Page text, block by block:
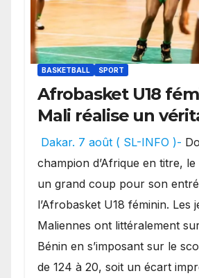
BASKETBALL SPORT
Afrobasket U18
Mali réalise un
festival offensif et
une lourde défaite
Bénin.
Dakar. 7 août ( SL-INFO )-
champion d’Afrique en titre,
un grand coup pour son
l’Afrobasket U18 féminin. Les
Maliennes ont littéralement
Bénin en s’imposant sur le
de 124 à 20, soit un écart